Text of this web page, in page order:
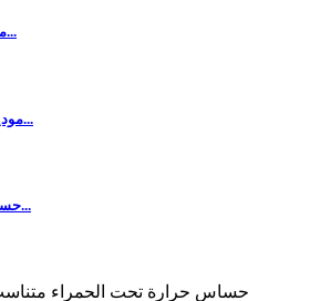
موديول أوردوينو - مودي...
موديول حساس تيار 5 أمب...
حساس - حساس تيار متناو...